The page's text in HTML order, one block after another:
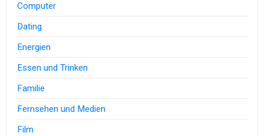
Computer
Dating
Energien
Essen und Trinken
Familie
Fernsehen und Medien
Film